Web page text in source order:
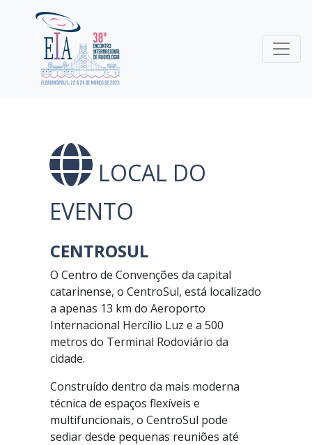
LOCAL DO
EVENTO
CENTROSUL
O Centro de Convenções da capital
catarinense, o CentroSul, está localizado
a apenas 13 km do Aeroporto
Internacional Hercílio Luz e a 500
metros do Terminal Rodoviário da
cidade.
Construído dentro da mais moderna
técnica de espaços flexíveis e
multifuncionais, o CentroSul pode
sediar desde pequenas reuniões até